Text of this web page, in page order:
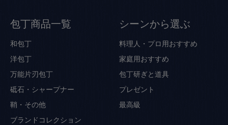
包丁商品一覧
和包丁
洋包丁
万能片刃包丁
砥石・シャープナー
鞘・その他
ブランドコレクション
シーンから選ぶ
料理人・プロ用おすすめ
家庭用おすすめ
包丁研ぎと道具
プレゼント
最高級